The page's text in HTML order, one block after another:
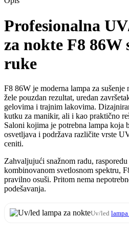
Profesionalna
za nokte F8 86W
ruke
F8 86W je moderna lampa za
žele pouzdan rezultat, uredan
gelovima i trajnim lakovima.
kutku za manikir, ali i kao praktično
Saloni kojima je potrebna lampa koja
osvetljava i podržava različite vrste
ceniti.
Zahvaljujući snažnom radu,
kombinovanom svetlosnom spektru,
pravilno osuši. Pritom nema
podešavanja.
Uv/led